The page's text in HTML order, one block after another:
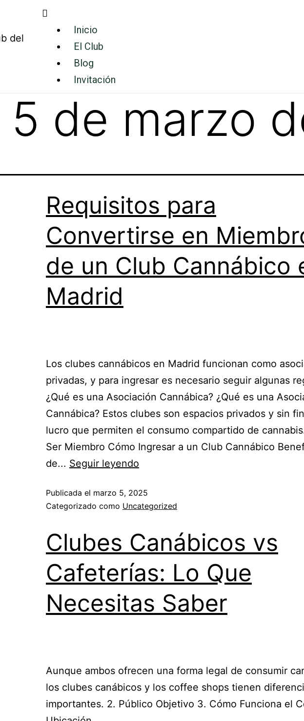
Inicio
El Club
Blog
Invitación
5 de marzo
Requisitos para
Convertirse en
de un Club Cannábico
Madrid
Los clubes cannábicos en Madrid funcionan como
privadas, y para ingresar es necesario seguir algunas
¿Qué es una Asociación Cannábica? ¿Qué es una
Cannábica? Estos clubes son espacios privados y sin
lucro que permiten el consumo compartido de
Ser Miembro Cómo Ingresar a un Club Cannábico
de... Seguir leyendo
Publicada el marzo 5, 2025
Categorizado como Uncategorized
Clubes Canábicos vs
Cafeterías: Lo Que
Necesitas Saber
Aunque ambos ofrecen una forma legal de consumir
los clubes canábicos y los coffee shops tienen
importantes. 2. Público Objetivo 3. Cómo Funciona el